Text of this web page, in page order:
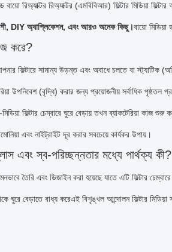
বায়ো রিঅ্যাক্টর রিঅ্যাক্টর (এমবিবিআর) ফিল্টার মিডিয়া
DIY অ্যাপ্লিকেশন, এবং আরও অনেক কিছু।বায়ো মিডিয়া
করে?
ফিল্টারে সামান্য উড়ন্ত এবং অবাধে চলতে বা স্ট্যাটিক
উপনিবেশ (বৃদ্ধি) করার জন্য প্রয়োজনীয় সর্বাধিক
মিডিয়া ফিল্টার চেম্বারে ঘুরে বেড়ায় তখন ব্যাকটেরিয়া
এবং নাইট্রাইট দূর করার সবচেয়ে কার্যকর উপায়।
এবং স্ব-পরিচ্ছন্নতার মধ্যে পার্থক্য কী?
তৈরি এবং ডিজাইন করা হয়েছে যাতে এটি ফিল্টার
ঘুরে বেড়াতে বাধ্য করেএই বিশৃঙ্খল আন্দোলন ফিল্টার